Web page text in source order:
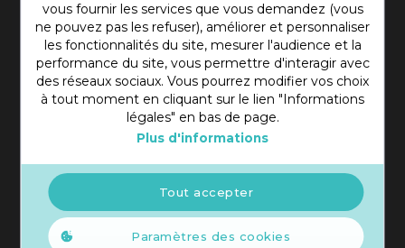
vous fournir les services que vous demandez (vous
ne pouvez pas les refuser), améliorer et personnaliser
les fonctionnalités du site, mesurer l'audience et la
performance du site, vous permettre d'interagir avec
des réseaux sociaux. Vous pourrez modifier vos choix
à tout moment en cliquant sur le lien "Informations
légales" en bas de page.
Plus d'informations
Paramètres des cookies
Tout accepter
Rue Mohamed Shim, Rbat Monastir 5000 Tunisie
+216 97 50 60 54
contact@ecoles.com.tn